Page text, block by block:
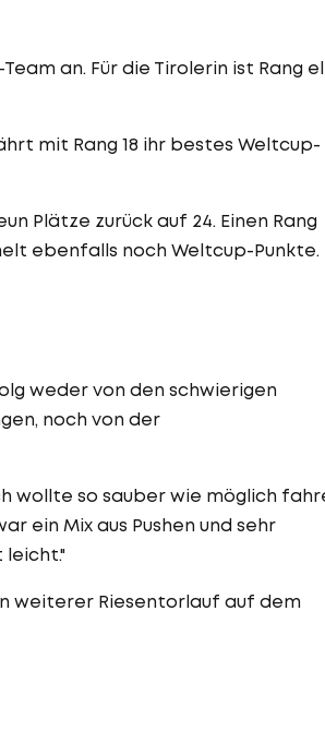
an. Für die Tirolerin ist Rang
mit Rang 18 ihr bestes Weltcup-
Plätze zurück auf 24. Einen Rang
ebenfalls noch Weltcup-Punkte.
weder von den schwierigen
noch von der
wollte so sauber wie möglich
ein Mix aus Pushen und sehr
leicht."
weiterer Riesentorlauf auf dem